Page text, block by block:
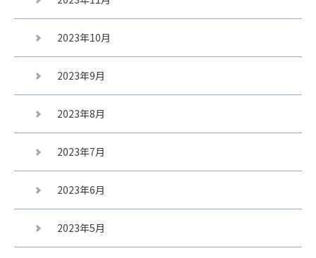
2023年10月
2023年9月
2023年8月
2023年7月
2023年6月
2023年5月